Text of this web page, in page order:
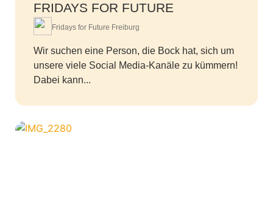
FRIDAYS FOR FUTURE
Fridays for Future Freiburg
Wir suchen eine Person, die Bock hat, sich um
unsere viele Social Media-Kanäle zu kümmern!
Dabei kann...